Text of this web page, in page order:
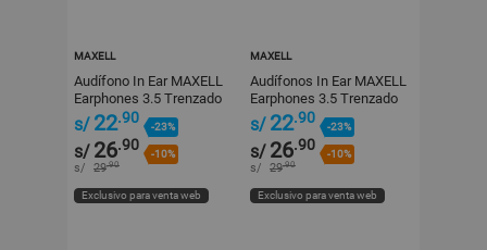
MAXELL
Audífono In Ear MAXELL
Earphones 3.5 Trenzado
Azul
s/ 22.90
-23%
s/ 26.90
-10%
s/ 29.90
Exclusivo para venta web
MAXELL
Audífonos In Ear MAXELL
Earphones 3.5 Trenzado
Blanco
s/ 22.90
-23%
s/ 26.90
-10%
s/ 29.90
Exclusivo para venta web